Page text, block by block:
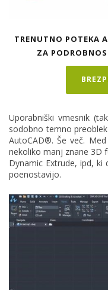
TRENUTNO POTEKA
ZA
Uporabniški vmesnik
sodobno temno
AutoCAD®. Še več.
nekoliko manj znane 3D
Dynamic Extrude, ipd,
poenostavijo.